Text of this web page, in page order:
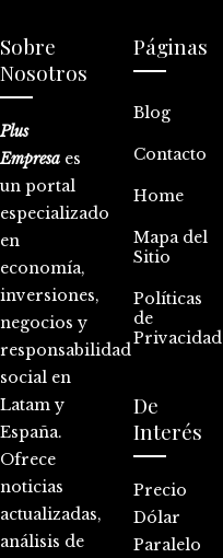
Sobre
Nosotros
Plus
Empresa es
un portal
especializado
en
economía,
inversiones,
negocios y
responsabilidad
social en
Latam y
España.
Ofrece
noticias
actualizadas,
análisis de
Páginas
Blog
Contacto
Home
Mapa del
Sitio
Políticas
de
Privacidad
De
Interés
Precio
Dólar
Paralelo